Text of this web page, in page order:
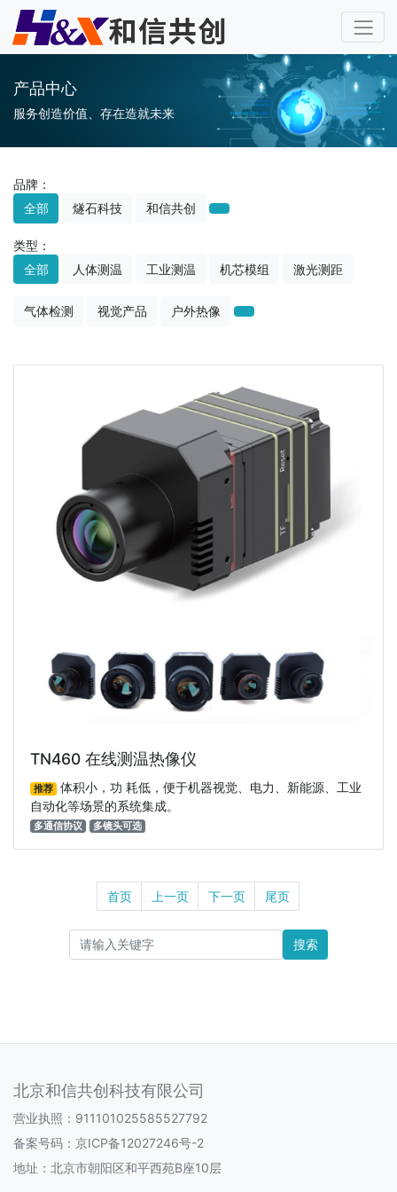
产品中心
服务创造价值、存在造就未来
品牌：
全部
燧石科技 和信共创
类型：
全部
人体测温 工业测温 机芯模组 激光测距
气体检测 视觉产品 户外热像
TN460 在线测温热像仪
推荐 体积小，功 耗低，便于机器视觉、电力、新能源、工业
自动化等场景的系统集成。
多通信协议 多镜头可选
首页 上一页 下一页 尾页
搜索
北京和信共创科技有限公司
营业执照：911101025585527792
备案号码： 京ICP备12027246号-2
地址：北京市朝阳区和平西苑B座10层